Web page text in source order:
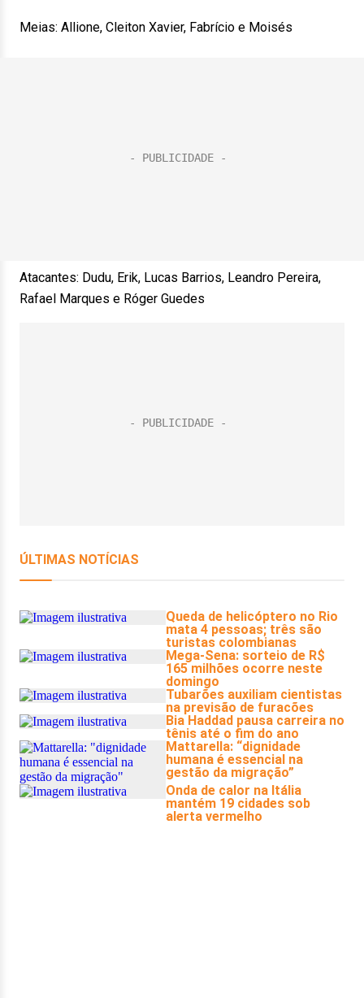
Meias: Allione, Cleiton Xavier, Fabrício e Moisés
Atacantes: Dudu, Erik, Lucas Barrios, Leandro Pereira,
Rafael Marques e Róger Guedes